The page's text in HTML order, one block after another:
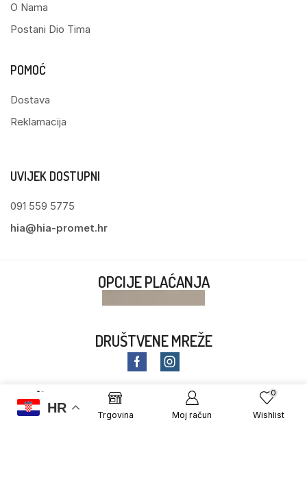
Početna Trgovina Moj račun
0
Wishlist
O Nama
Postani Dio Tima
POMOĆ
Dostava
Reklamacija
UVIJEK DOSTUPNI
091 559 5775
hia@hia-promet.hr
OPCIJE PLAĆANJA
DRUŠTVENE MREŽE
HR